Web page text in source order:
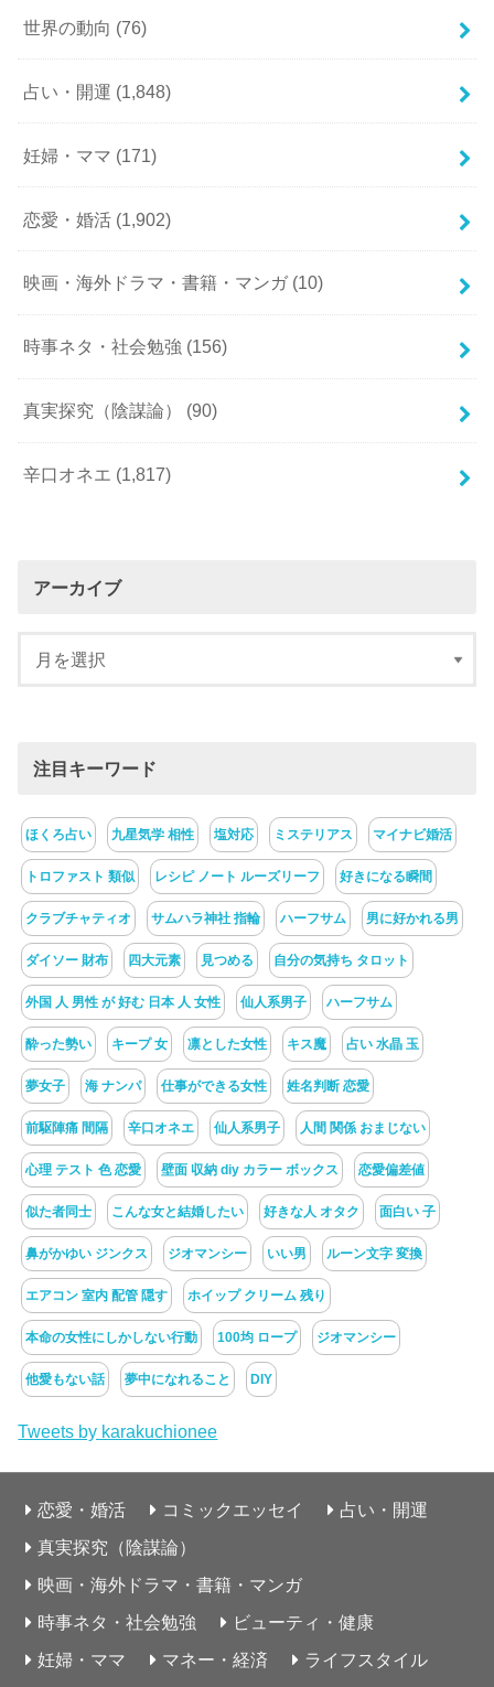
世界の動向 (76)
占い・開運 (1,848)
妊婦・ママ (171)
恋愛・婚活 (1,902)
映画・海外ドラマ・書籍・マンガ (10)
時事ネタ・社会勉強 (156)
真実探究（陰謀論） (90)
辛口オネエ (1,817)
アーカイブ
注目キーワード
ほくろ占い 九星気学 相性 塩対応 ミステリアス マイナビ婚活
トロファスト 類似 レシピ ノート ルーズリーフ 好きになる瞬間
クラブチャティオ サムハラ神社 指輪 ハーフサム 男に好かれる男
ダイソー 財布 四大元素 見つめる 自分の気持ち タロット
外国 人 男性 が 好む 日本 人 女性 仙人系男子 ハーフサム
酔った勢い キープ 女 凛とした女性 キス魔 占い 水晶 玉
夢女子 海 ナンパ 仕事ができる女性 姓名判断 恋愛
前駆陣痛 間隔 辛口オネエ 仙人系男子 人間 関係 おまじない
心理 テスト 色 恋愛 壁面 収納 diy カラー ボックス 恋愛偏差値
似た者同士 こんな女と結婚したい 好きな人 オタク 面白い 子
鼻がかゆい ジンクス ジオマンシー いい男 ルーン文字 変換
エアコン 室内 配管 隠す ホイップ クリーム 残り
本命の女性にしかしない行動 100均 ロープ ジオマンシー
他愛もない話 夢中になれること DIY
Tweets by karakuchionee
恋愛・婚活 コミックエッセイ
占い・開運
真実探究（陰謀論）
映画・海外ドラマ・書籍・マンガ
時事ネタ・社会勉強
ビューティ・健康
妊婦・ママ
マネー・経済
ライフスタイル